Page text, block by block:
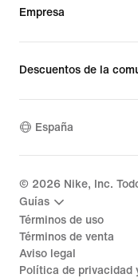
Empresa
Descuentos de la
España
© 2026 Nike, Inc.
Guías
Términos de uso
Términos de venta
Aviso legal
Política de privacidad